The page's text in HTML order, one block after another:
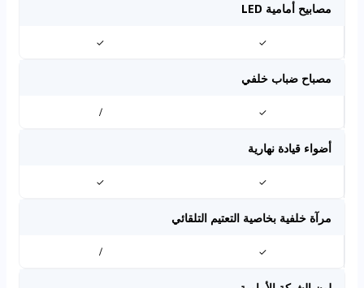
مصابيح أمامية LED
✓
✓
مصباح ضباب خلفي
✓
/
أضواء قيادة نهارية
✓
✓
مرآة خلفية بخاصية التعتيم التلقائي
✓
/